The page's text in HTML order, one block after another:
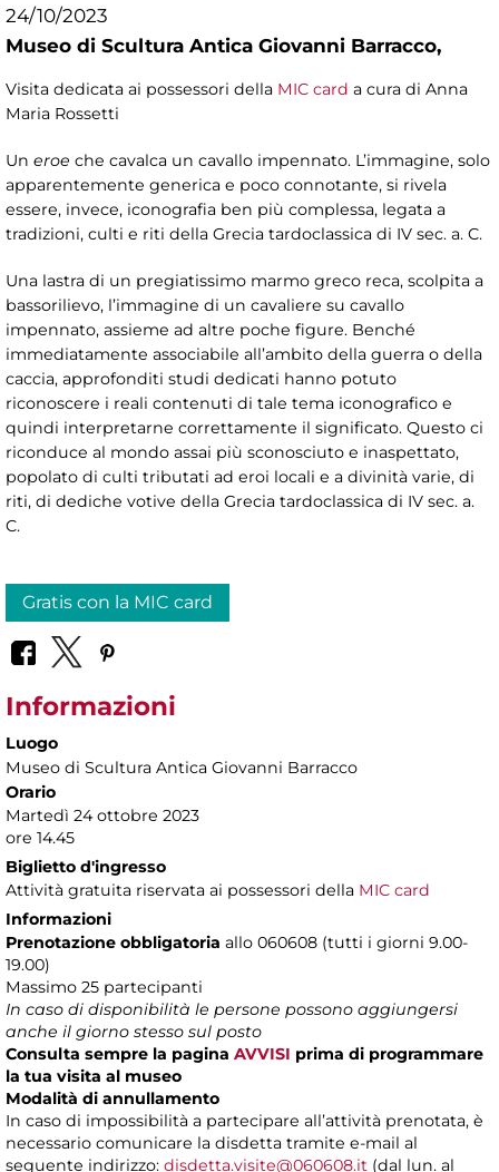
24/10/2023
Museo di Scultura Antica Giovanni Barracco,
Visita dedicata ai possessori della MIC card a cura di Anna
Maria Rossetti
Un eroe che cavalca un cavallo impennato. L’immagine, solo
apparentemente generica e poco connotante, si rivela
essere, invece, iconografia ben più complessa, legata a
tradizioni, culti e riti della Grecia tardoclassica di IV sec. a. C.
Una lastra di un pregiatissimo marmo greco reca, scolpita a
bassorilievo, l’immagine di un cavaliere su cavallo
impennato, assieme ad altre poche figure. Benché
immediatamente associabile all’ambito della guerra o della
caccia, approfonditi studi dedicati hanno potuto
riconoscere i reali contenuti di tale tema iconografico e
quindi interpretarne correttamente il significato. Questo ci
riconduce al mondo assai più sconosciuto e inaspettato,
popolato di culti tributati ad eroi locali e a divinità varie, di
riti, di dediche votive della Grecia tardoclassica di IV sec. a.
C.
Gratis con la MIC card
Informazioni
Luogo
Museo di Scultura Antica Giovanni Barracco
Orario
Martedì 24 ottobre 2023
ore 14.45
Biglietto d'ingresso
Attività gratuita riservata ai possessori della MIC card
Informazioni
Prenotazione obbligatoria allo 060608 (tutti i giorni 9.00-
19.00)
Massimo 25 partecipanti
In caso di disponibilità le persone possono aggiungersi
anche il giorno stesso sul posto
Consulta sempre la pagina AVVISI prima di programmare
la tua visita al museo
Modalità di annullamento
In caso di impossibilità a partecipare all’attività prenotata, è
necessario comunicare la disdetta tramite e-mail al
seguente indirizzo: disdetta.visite@060608.it (dal lun. al